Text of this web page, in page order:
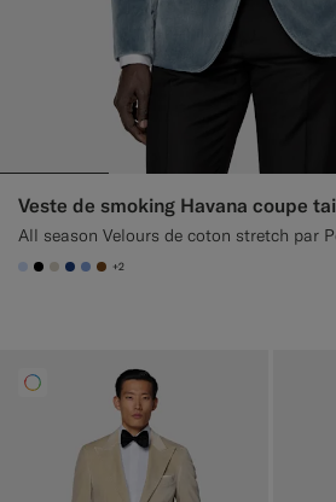
All season Velours de coton stretch par
#CCDCF9
#000000
#D7D1C3
#1C3D7A
#82A1DC
#76471B
+2